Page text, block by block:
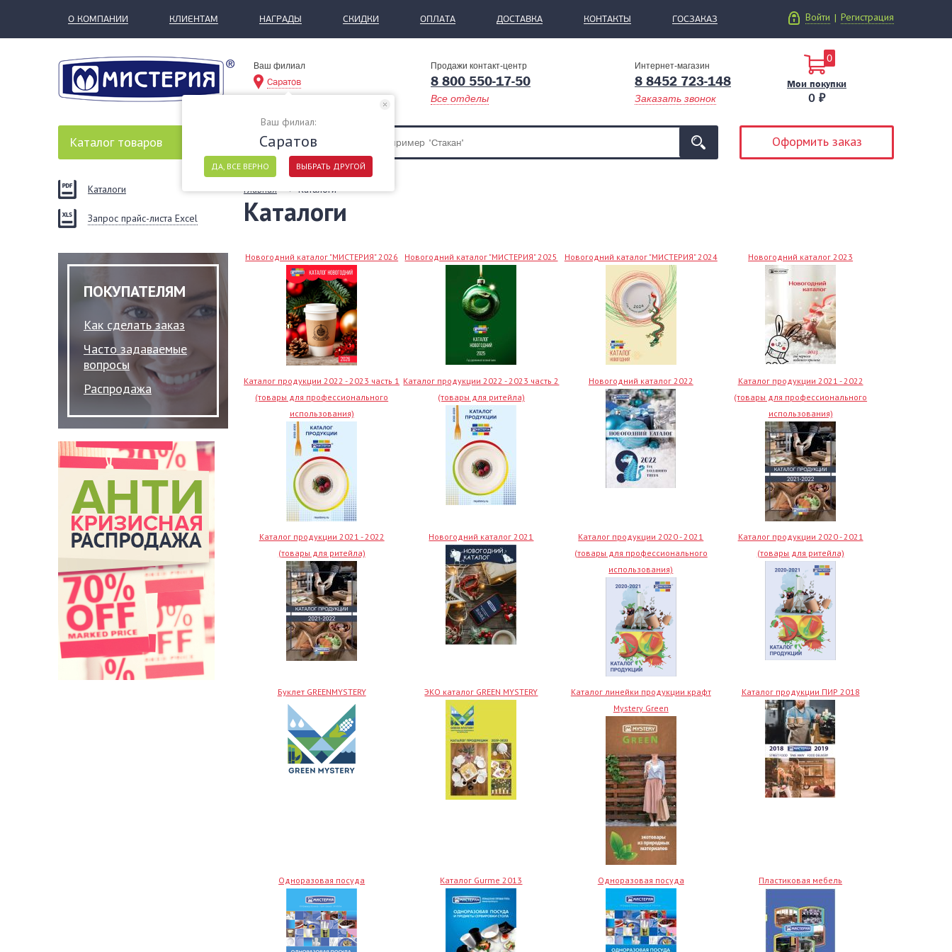
О КОМПАНИИ КЛИЕНТАМ НАГРАДЫ СКИДКИ ОПЛАТА ДОСТАВКА КОНТАКТЫ ГОСЗАКАЗ Войти | Регистрация
Ваш филиал
Саратов
Продажи контакт-центр
8 800 550-17-50
Все отделы
Ваш филиал:
Саратов
ДА, ВСЕ ВЕРНО ВЫБРАТЬ ДРУГОЙ
Интернет-магазин
8 8452 723-148
Заказать звонок
0
Мои покупки
0 ₽
Каталог товаров Оформить заказ
Каталоги
Запрос прайс-листа Excel
ПОКУПАТЕЛЯМ
Как сделать заказ
Часто задаваемые
вопросы
Распродажа
Главная Каталоги
Каталоги
Новогодний каталог "МИСТЕРИЯ" 2026 Новогодний каталог "МИСТЕРИЯ" 2025 Новогодний каталог "МИСТЕРИЯ" 2024 Новогодний каталог 2023
Каталог продукции 2022 - 2023 часть 1
(товары для профессионального
использования)
Каталог продукции 2022 - 2023 часть 2
(товары для ритейла)
Новогодний каталог 2022
Каталог продукции 2021 - 2022
(товары для профессионального
использования)
Каталог продукции 2021 - 2022
(товары для ритейла)
Новогодний каталог 2021
Каталог продукции 2020 - 2021
(товары для профессионального
использования)
Каталог продукции 2020 - 2021
(товары для ритейла)
Буклет GREENMYSTERY ЭКО каталог GREEN MYSTERY
Каталог линейки продукции крафт
Mystery Green
Каталог продукции ПИР 2018
Одноразовая посуда Каталог Gurme 2013 Одноразовая посуда Пластиковая мебель